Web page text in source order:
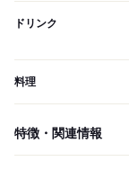
ドリンク
料理
特徴・関連情報